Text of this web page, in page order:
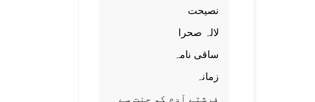
نصيحت
لالہ صحرا
ساقی نامہ
زمانہ
فرشتے آدم کو جنت سے